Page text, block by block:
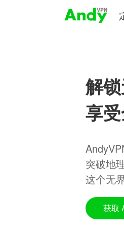
解
享
突破地
这个无
获取